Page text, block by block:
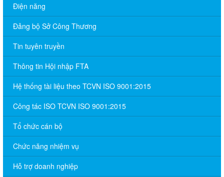
Điện năng
Đảng bộ Sở Công Thương
Tin tuyên truyền
Thông tin Hội nhập FTA
Hệ thống tài liệu theo TCVN ISO 9001:2015
Công tác ISO TCVN ISO 9001:2015
Tổ chức cán bộ
Chức năng nhiệm vụ
Hỗ trợ doanh nghiệp